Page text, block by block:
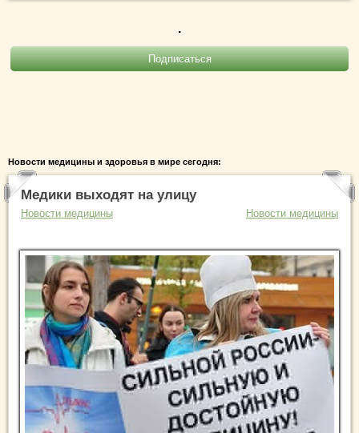
.
Новости медицины и здоровья в мире сегодня:
Медики выходят на улицу
Новости медицины Новости медицины